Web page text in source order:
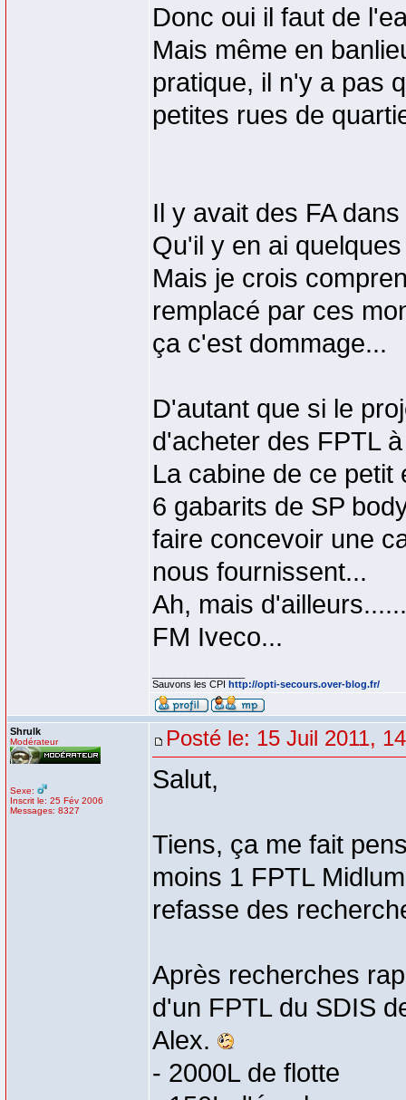
Donc oui il faut de
Mais même en
pratique, il n'y a pas
petites rues de
Il y avait des FA
Qu'il y en ai
Mais je crois
remplacé par ces
ça c'est dommage...
D'autant que si le
d'acheter des FPTL
La cabine de ce
6 gabarits de SP
faire concevoir une
nous fournissent...
Ah, mais
FM Iveco...
Sauvons les CPI http://opti-secours.over-blog.fr/
Shrulk
Modérateur
Sexe:
Inscrit le: 25 Fév 2006
Messages: 8327
Posté le: 15 Juil 2011,
Salut,
Tiens, ça me fait
moins 1 FPTL
refasse des
Après recherches
d'un FPTL du SDIS
Alex.
- 2000L de flotte